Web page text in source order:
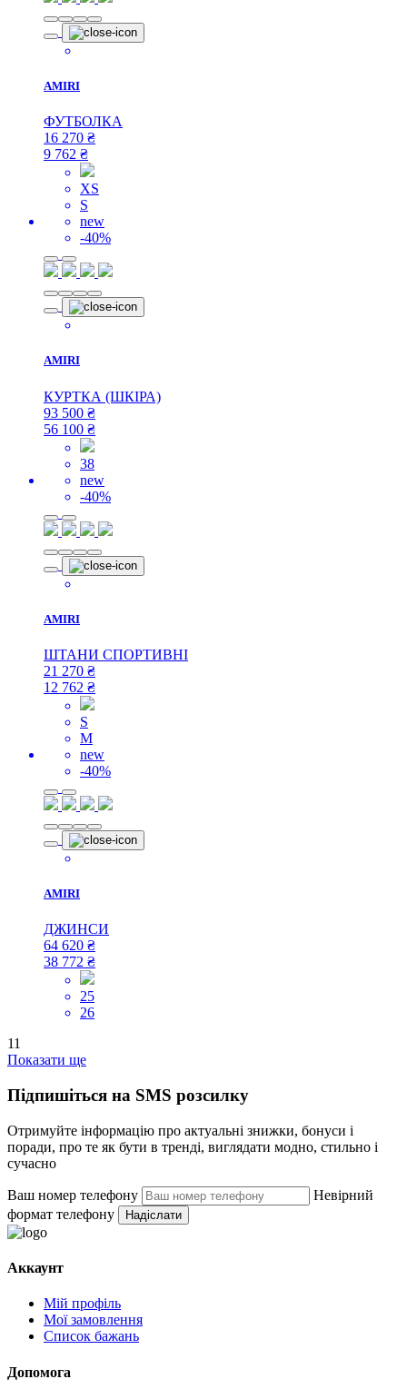
AMIRI
ФУТБОЛКА
16 270 ₴
9 762 ₴
XS
S
new
-40%
AMIRI
КУРТКА (ШКІРА)
93 500 ₴
56 100 ₴
38
new
-40%
AMIRI
ШТАНИ СПОРТИВНІ
21 270 ₴
12 762 ₴
S
M
new
-40%
AMIRI
ДЖИНСИ
64 620 ₴
38 772 ₴
25
26
11
Показати ще
Підпишіться на SMS розсилку
Отримуйте інформацію про актуальні знижки, бонуси і
поради, про те як бути в тренді, виглядати модно, стильно і
сучасно
Ваш номер телефону
Невірний
формат телефону
Надіслати
Аккаунт
Мій профіль
Мої замовлення
Список бажань
Допомога